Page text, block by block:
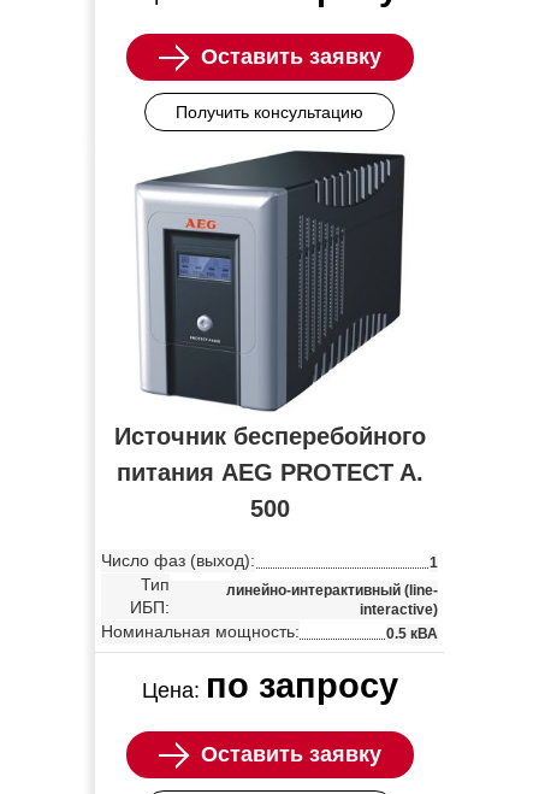
Оставить заявку
Получить консультацию
Источник бесперебойного
питания AEG PROTECT A.
500
Число фаз (выход): 1
Тип
ИБП:
линейно-интерактивный (line-
interactive)
Номинальная мощность: 0.5 кВА
Цена: по запросу
Оставить заявку